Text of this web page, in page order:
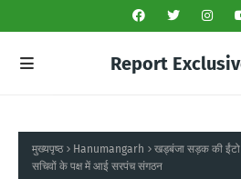
Report
मुख्यपृष्ठ Hanumangarh
खड्बंजा सड़क की ईंटो
सचिवों के पक्ष में आई सरपंच संगठन